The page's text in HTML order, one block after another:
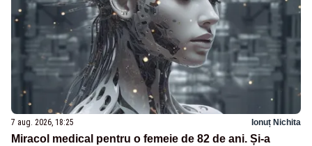
7 aug. 2026, 18:25 Ionuț Nichita
Miracol medical pentru o femeie de 82 de ani. Și-a